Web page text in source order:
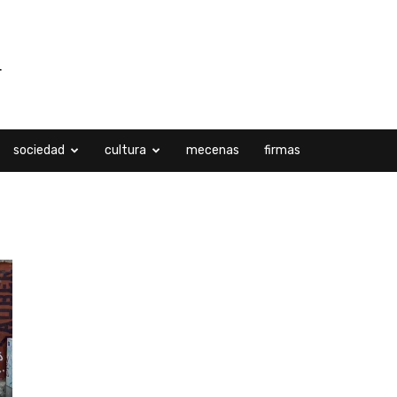
sociedad cultura mecenas firmas